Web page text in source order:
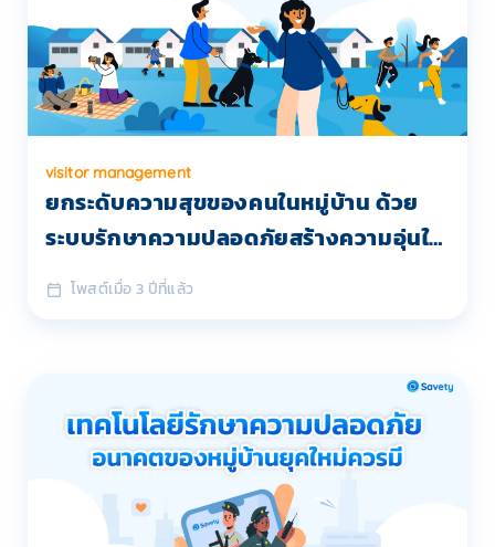
visitor management
ยกระดับความสุขของคนในหมู่บ้าน ด้วย
ระบบรักษาความปลอดภัยสร้างความอุ่นใจ
เหมือนคนในครอบครัว
โพสต์เมื่อ 3 ปีที่แล้ว